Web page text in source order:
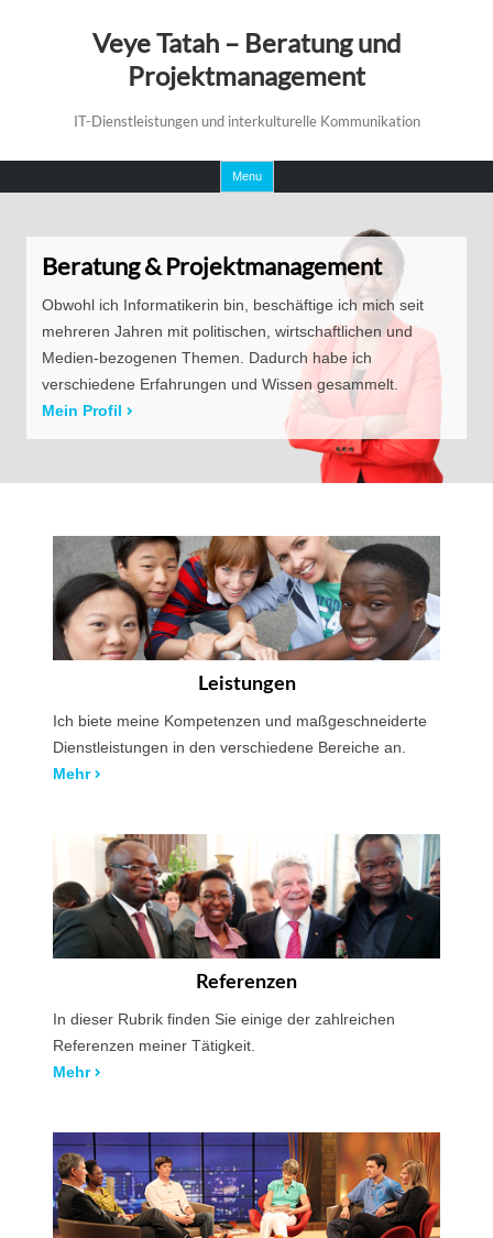
Veye Tatah – Beratung und
Projektmanagement
IT-Dienstleistungen und interkulturelle Kommunikation
Menu
Beratung & Projektmanagement
Obwohl ich Informatikerin bin, beschäftige ich mich seit
mehreren Jahren mit politischen, wirtschaftlichen und
Medien-bezogenen Themen. Dadurch habe ich
verschiedene Erfahrungen und Wissen gesammelt.
Mein Profil
Leistungen
Ich biete meine Kompetenzen und maßgeschneiderte
Dienstleistungen in den verschiedene Bereiche an.
Mehr
Referenzen
In dieser Rubrik finden Sie einige der zahlreichen
Referenzen meiner Tätigkeit.
Mehr